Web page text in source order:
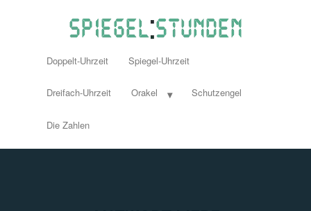
Doppelt-Uhrzeit Spiegel-Uhrzeit
Dreifach-Uhrzeit Orakel Schutzengel
Die Zahlen